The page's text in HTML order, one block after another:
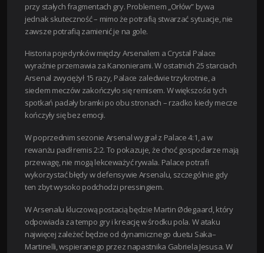
przy stałych fragmentach gry. Problemem „Orłów” bywa
jednak skuteczność – mimo że potrafią stwarzać sytuacje, nie
zawsze potrafią zamienić je na gole.
Historia pojedynków między Arsenalem a Crystal Palace
wyraźnie przemawia za Kanonierami. W ostatnich 25 starciach
Arsenal zwyciężył 15 razy, Palace zaledwie trzykrotnie, a
siedem meczów zakończyło się remisem. W większości tych
spotkań padały bramki po obu stronach – rzadko kiedy mecze
kończyły się bez emocji.
W poprzednim sezonie Arsenal wygrał z Palace 4:1, a w
rewanżu padł remis 2:2. To pokazuje, że choć gospodarze mają
przewagę, nie mogą lekceważyć rywala. Palace potrafi
wykorzystać błędy w defensywie Arsenalu, szczególnie gdy
ten zbyt wysoko podchodzi pressingiem.
W Arsenalu kluczową postacią będzie Martin Ødegaard, który
odpowiada za tempo gry i kreację w środku pola. W ataku
najwięcej zależeć będzie od dynamicznego duetu Saka–
Martinelli, wspieranego przez napastnika Gabriela Jesusa. W